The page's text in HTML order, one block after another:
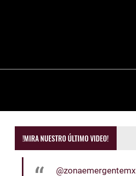
!MIRA NUESTRO ÚLTIMO VIDEO!
@zonaemergentemx